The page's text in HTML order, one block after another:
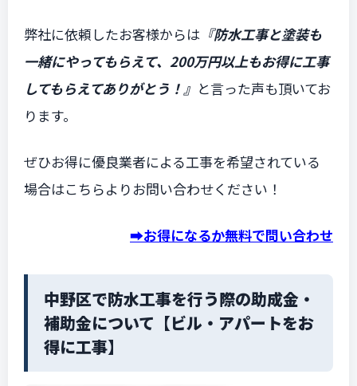
弊社に依頼したお客様からは 『防水工事と塗装も
一緒にやってもらえて、200万円以上もお得に工事
してもらえてありがとう！』 と言った声も頂いてお
ります。
ぜひお得に優良業者による工事を希望されている
場合はこちらよりお問い合わせください！
➡️お得になるか無料で問い合わせ
中野区で防水工事を行う際の助成金・
補助金について【ビル・アパートをお
得に工事】